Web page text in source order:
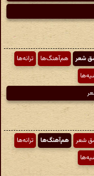
شعر هم‌آهنگ‌ها
ترانه‌ها
شعر هم‌آهنگ‌ها
ترانه‌ها